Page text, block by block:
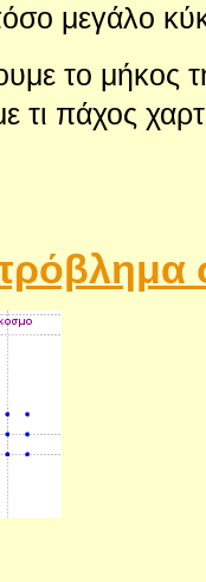
μεγάλο
το μήκος
πάχος